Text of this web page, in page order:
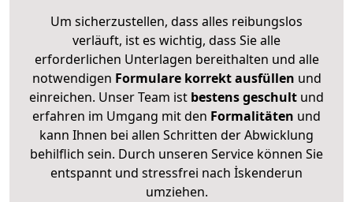
Um sicherzustellen, dass alles reibungslos
verläuft, ist es wichtig, dass Sie alle
erforderlichen Unterlagen bereithalten und alle
notwendigen Formulare korrekt ausfüllen und
einreichen. Unser Team ist bestens geschult und
erfahren im Umgang mit den Formalitäten und
kann Ihnen bei allen Schritten der Abwicklung
behilflich sein. Durch unseren Service können Sie
entspannt und stressfrei nach İskenderun
umziehen.